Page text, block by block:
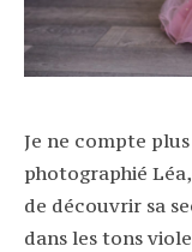
Je ne compte
photographié
de découvrir sa
dans les tons